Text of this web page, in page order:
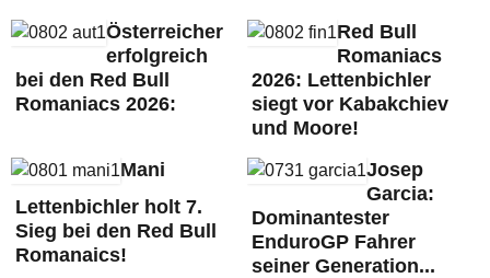
Österreicher
erfolgreich
bei den Red Bull
Romaniacs 2026:
Red Bull
Romaniacs
2026: Lettenbichler
siegt vor Kabakchiev
und Moore!
Mani
Lettenbichler holt 7.
Sieg bei den Red Bull
Romanaics!
Josep
Garcia:
Dominantester
EnduroGP Fahrer
seiner Generation...